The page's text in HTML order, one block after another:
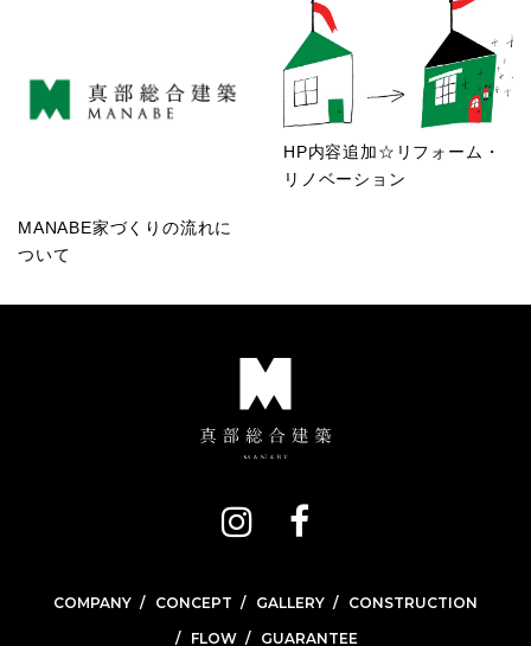
MANABE家づくりの流れに
ついて
HP内容追加☆リフォーム・
リノベーション
COMPANY CONCEPT GALLERY
CONSTRUCTION
FLOW
GUARANTEE